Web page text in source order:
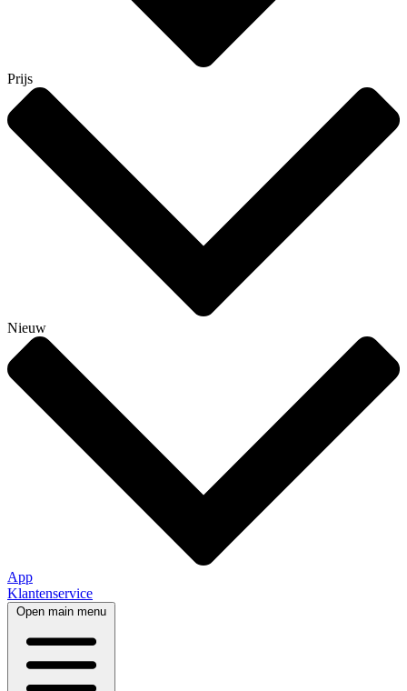
Prijs
Nieuw
App
Klantenservice
Open main menu